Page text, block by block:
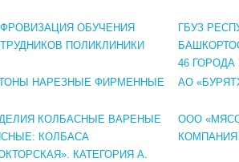
ОБУЧЕНИЯ
ПОЛИКЛИНИКИ
ГБУЗ
46 ГОРОДА
НАРЕЗНЫЕ ФИРМЕННЫЕ АО
КОЛБАСНЫЕ ВАРЕНЫЕ
КОЛБАСА
КАТЕГОРИЯ А.
ООО
КОМПАНИЯ